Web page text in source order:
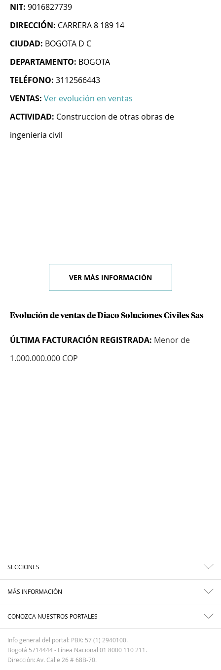
NIT: 9016827739
DIRECCIÓN: CARRERA 8 189 14
CIUDAD: BOGOTA D C
DEPARTAMENTO: BOGOTA
TELÉFONO: 3112566443
VENTAS: Ver evolución en ventas
ACTIVIDAD: Construccion de otras obras de
ingenieria civil
VER MÁS INFORMACIÓN
Evolución de ventas de Diaco Soluciones Civiles Sas
ÚLTIMA FACTURACIÓN REGISTRADA: Menor de
1.000.000.000 COP
SECCIONES
MÁS INFORMACIÓN
CONOZCA NUESTROS PORTALES
Info general del portal: PBX: 57 (1) 2940100.
Bogotá 5714444 - Línea Nacional 01 8000 110 211.
Dirección: Av. Calle 26 # 68B-70.